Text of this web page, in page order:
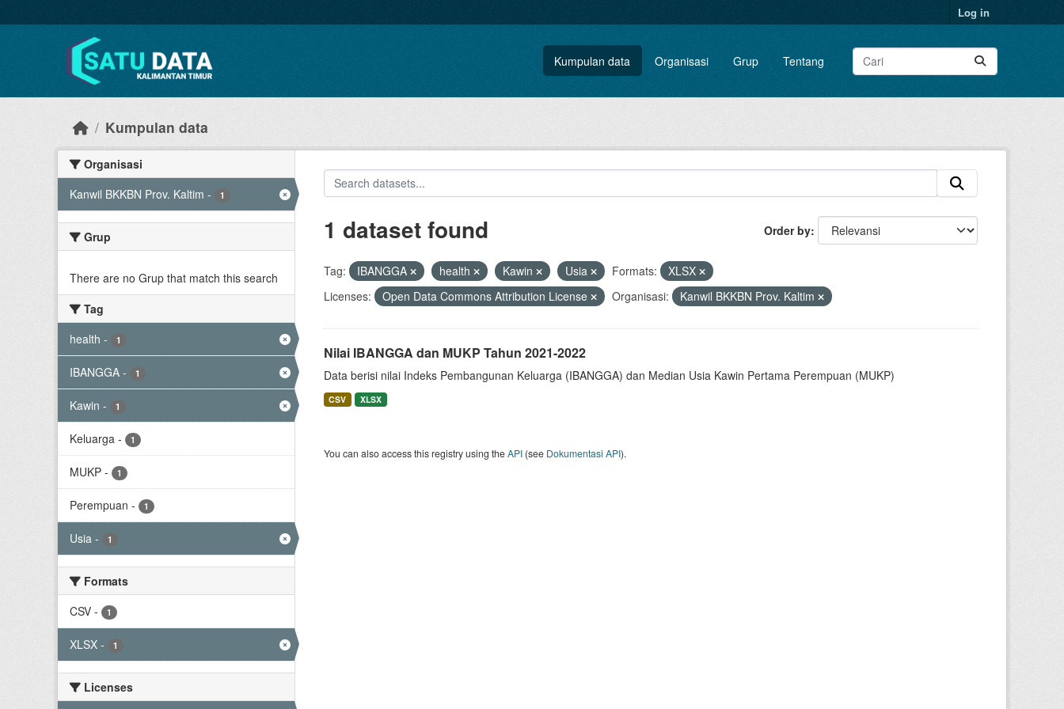
Log in
Kumpulan data Organisasi Grup Tentang
Kumpulan data
Organisasi
Kanwil BKKBN Prov. Kaltim - 1
Grup
There are no Grup that match this search
Tag
health - 1
IBANGGA - 1
Kawin - 1
Keluarga - 1
MUKP - 1
Perempuan - 1
Usia - 1
Formats
CSV - 1
XLSX - 1
Licenses
Order by
1 dataset found
Tag: IBANGGA health Kawin Usia Formats:
XLSX
Licenses:
Open Data Commons Attribution License Organisasi: Kanwil BKKBN Prov. Kaltim
Nilai IBANGGA dan MUKP Tahun 2021-2022
Data berisi nilai Indeks Pembangunan Keluarga (IBANGGA) dan Median Usia Kawin Pertama Perempuan (MUKP)
CSV XLSX
You can also access this registry using theAPI(see Dokumentasi API).